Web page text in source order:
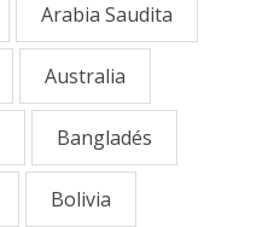
Arabia Saudita
Australia
Bangladés
Bolivia